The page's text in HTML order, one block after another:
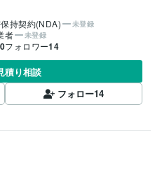
持契約(NDA) 未登録
者 未登録
フォロワー14
積り相談
フォロー14